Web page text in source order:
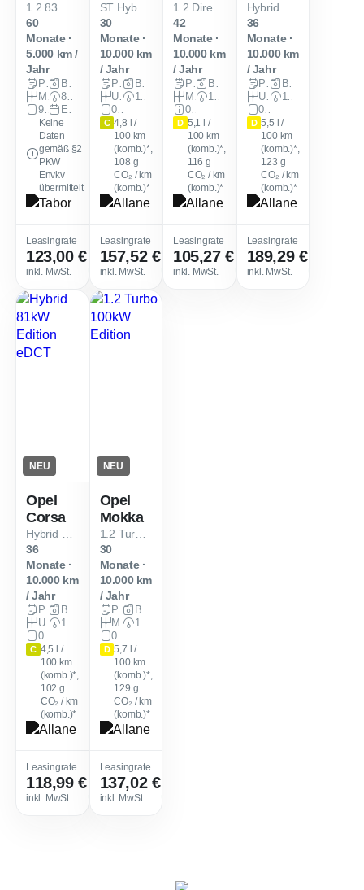
60
Monate ·
5.000 km /
Jahr
Privat
Manuell
83 PS (61 kW)
99.250 km
Keine
Daten
gemäß §2
PKW
Envkv
übermittelt
Leasingrate
123,00 €
inkl. MwSt.
Leasingfaktor
0,39
Sofort verfügbar
30
Monate ·
10.000 km
/ Jahr
Privat
Unbekannt
C 4,8 l /
100 km
(komb.)*,
108 g
CO₂ / km
(komb.)*
Leasingrate
157,52 €
inkl. MwSt.
Leasingfaktor
0,41
Sofort verfügbar
42
Monate ·
10.000 km
/ Jahr
Privat
Manuell
0 km
D 5,1 l /
100 km
(komb.)*,
116g
CO₂ / km
(komb.)*
Leasingrate
105,27 €
inkl. MwSt.
Leasingfaktor
0,42
Sofort verfügbar
36
Monate ·
10.000 km
/ Jahr
Privat
Unbekannt
D 5,5 l /
100 km
(komb.)*,
123 g
CO₂ / km
(komb.)*
Leasingrate
189,29 €
inkl. MwSt.
NEU
Opel
Corsa
36
Monate ·
10.000 km
/ Jahr
Privat
Unbekannt
0 km
C 4,5 l /
100 km
(komb.)*,
102g
CO₂ / km
(komb.)*
Leasingrate
118,99 €
inkl. MwSt.
Leasingfaktor
0,42
Sofort verfügbar
NEU
Opel
Mokka
30
Monate ·
10.000 km
/ Jahr
Privat
Manuell
D 5,7 l /
100 km
(komb.)*,
129 g
CO₂ / km
(komb.)*
Leasingrate
137,02 €
inkl. MwSt.